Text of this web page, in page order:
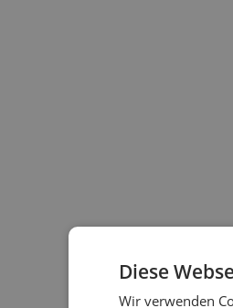
Diese
Wir verwenden